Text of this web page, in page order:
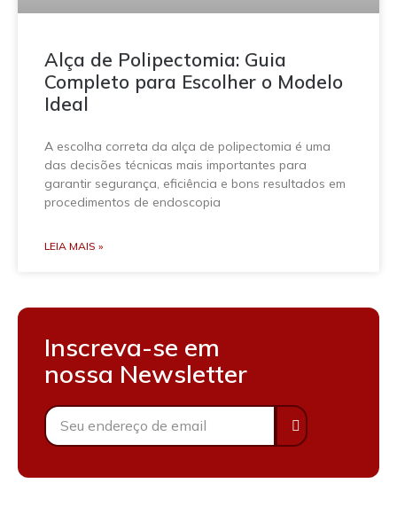
Alça de Polipectomia: Guia
Completo para Escolher o Modelo
Ideal
A escolha correta da alça de polipectomia é uma
das decisões técnicas mais importantes para
garantir segurança, eficiência e bons resultados em
procedimentos de endoscopia
LEIA MAIS »
Inscreva-se em
nossa Newsletter